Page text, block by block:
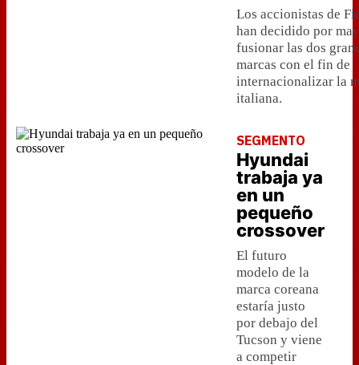
Los accionistas de
han decidido por
fusionar las dos
marcas con el fin de
internacionalizar la
italiana.
SEGMENTO
Hyundai
trabaja ya
en un
pequeño
crossover
El futuro
modelo de la
marca coreana
estaría justo
por debajo del
Tucson y viene
a competir